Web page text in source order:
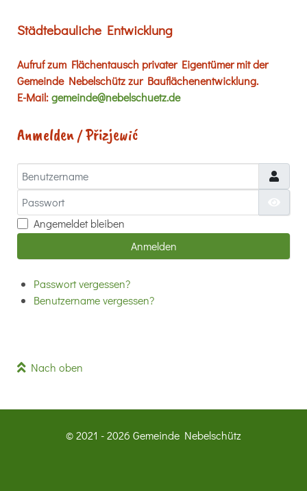
Städtebauliche Entwicklung
Aufruf zum Flächentausch privater Eigentümer mit der
Gemeinde Nebelschütz zur Bauflächenentwicklung.
E-Mail:gemeinde@nebelschuetz.de
Anmelden / Přizjewić
Benutzername
Passwort
Angemeldet bleiben
Anmelden
Passwort vergessen?
Benutzername vergessen?
Nach oben
© 2021 - 2026 Gemeinde Nebelschütz